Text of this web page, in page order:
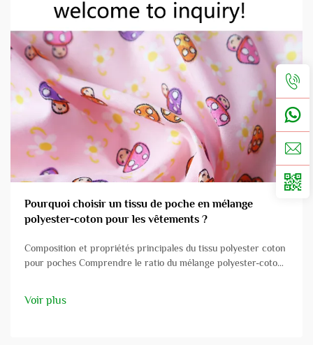
Pourquoi choisir un tissu de poche en mélange
polyester-coton pour les vêtements ?
Composition et propriétés principales du tissu polyester coton
pour poches Comprendre le ratio du mélange polyester-coton
mondes...
Voir plus